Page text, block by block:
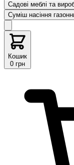
Садові меблі та
Суміш насіння
Кошик
0 грн